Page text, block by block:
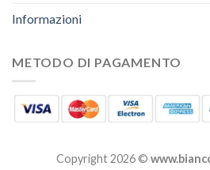
Informazioni
METODO DI PAGAMENTO
Copyright 2026 ©